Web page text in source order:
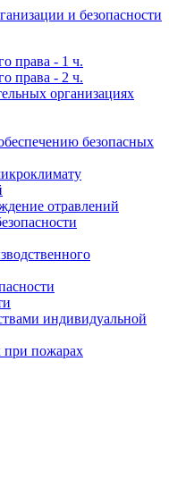
и безопасности
права - 1 ч.
права - 2 ч.
организациях
безопасных
отравлений
индивидуальной
при пожарах